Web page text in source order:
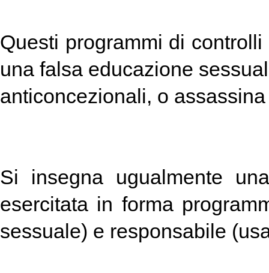
Questi programmi di
una falsa educazione
anticoncezionali, o
Si insegna ugualmente
esercitata in forma
sessuale) e responsabile